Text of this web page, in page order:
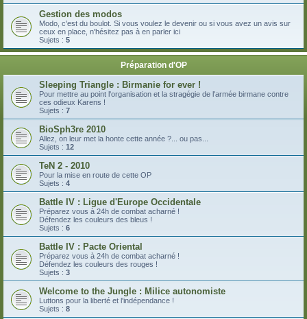
Gestion des modos
Modo, c'est du boulot. Si vous voulez le devenir ou si vous avez un avis sur
ceux en place, n'hésitez pas à en parler ici
Sujets : 5
Préparation d'OP
Sleeping Triangle : Birmanie for ever !
Pour mettre au point l'organisation et la stragégie de l'armée birmane contre
ces odieux Karens !
Sujets : 7
BioSph3re 2010
Allez, on leur met la honte cette année ?... ou pas...
Sujets : 12
TeN 2 - 2010
Pour la mise en route de cette OP
Sujets : 4
Battle IV : Ligue d'Europe Occidentale
Préparez vous à 24h de combat acharné !
Défendez les couleurs des bleus !
Sujets : 6
Battle IV : Pacte Oriental
Préparez vous à 24h de combat acharné !
Défendez les couleurs des rouges !
Sujets : 3
Welcome to the Jungle : Milice autonomiste
Luttons pour la liberté et l'indépendance !
Sujets : 8